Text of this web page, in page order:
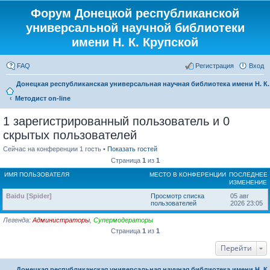
Форум Донецкой республиканской
универсальной научной библиотеки
имени Н. К. Крупской
FAQ Вход
Регистрация
Донецкая республиканская универсальная научная библиотека имени Н.
Методист on-line
1 зарегистрированный пользователь и 0
скрытых пользователей
Сейчас на конференции 1 гость • Показать гостей
Страница 1 из 1
ИМЯ ПОЛЬЗОВАТЕЛЯ МЕСТО В КОНФЕРЕНЦИИ ПОСЛЕДНЕЕ
ИЗМЕНЕНИЕ
Baidu [Spider]
Просмотр списка
пользователей
05 авг
2026 23:05
Легенда: Администраторы Супермодераторы
Страница 1 из 1
Перейти